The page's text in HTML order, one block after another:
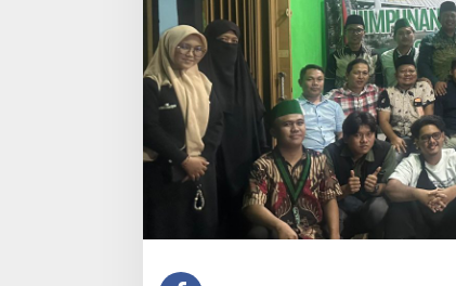
h
J
a
d
i
K
e
t
u